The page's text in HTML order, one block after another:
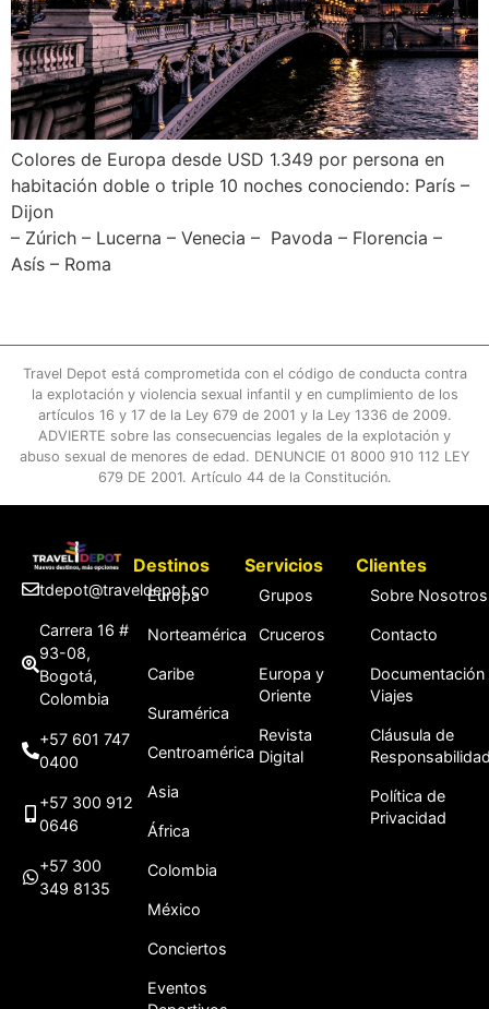
Colores de Europa desde USD 1.349 por persona en
habitación doble o triple 10 noches conociendo: París –
Dijon
– Zúrich – Lucerna – Venecia – Pavoda – Florencia –
Asís – Roma
Travel Depot está comprometida con el código de conducta contra
la explotación y violencia sexual infantil y en cumplimiento de los
artículos 16 y 17 de la Ley 679 de 2001 y la Ley 1336 de 2009.
ADVIERTE sobre las consecuencias legales de la explotación y
abuso sexual de menores de edad. DENUNCIE 01 8000 910 112 LEY
679 DE 2001. Artículo 44 de la Constitución.
tdepot@traveldepot.co
Carrera 16 #
93-08,
Bogotá,
Colombia
+57 601 747
0400
+57 300 912
0646
+57 300
349 8135
Destinos
Europa
Norteamérica
Caribe
Suramérica
Centroamérica
Asia
África
Colombia
México
Conciertos
Eventos
Servicios
Grupos
Cruceros
Europa y
Oriente
Revista
Digital
Clientes
Sobre Nosotros
Contacto
Documentación
Viajes
Cláusula de
Política de
Privacidad